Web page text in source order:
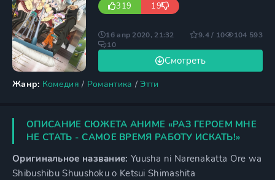
319 19
Жанр: Комедия / Романтика /Этти
Смотреть
16 апр 2020, 21:32 9.4 / 10
104 593
10
ОПИСАНИЕ СЮЖЕТА АНИМЕ «РАЗ ГЕРОЕМ МНЕ
НЕ СТАТЬ - САМОЕ ВРЕМЯ РАБОТУ ИСКАТЬ!»
Оригинальное название: Yuusha ni Narenakatta Ore wa
Shibushibu Shuushoku o Ketsui Shimashita